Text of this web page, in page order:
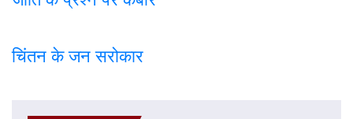
चिंतन के जन सरोकार